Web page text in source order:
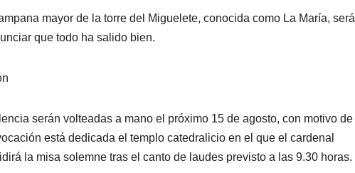
mayor de la torre del Miguelete, conocida como La María, será
que todo ha salido bien.
serán volteadas a mano el próximo 15 de agosto, con motivo de
está dedicada el templo catedralicio en el que el cardenal
la misa solemne tras el canto de laudes previsto a las 9.30 horas.